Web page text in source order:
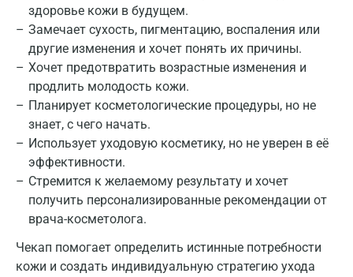
здоровье кожи в будущем.
Замечает сухость, пигментацию, воспаления или
другие изменения и хочет понять их причины.
Хочет предотвратить возрастные изменения и
продлить молодость кожи.
Планирует косметологические процедуры, но не
знает, с чего начать.
Использует уходовую косметику, но не уверен в её
эффективности.
Стремится к желаемому результату и хочет
получить персонализированные рекомендации от
врача-косметолога.
Чекап помогает определить истинные потребности
кожи и создать индивидуальную стратегию ухода